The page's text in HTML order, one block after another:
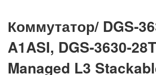
Коммутатор/ DGS-
A1ASI, DGS-3630-
Managed L3